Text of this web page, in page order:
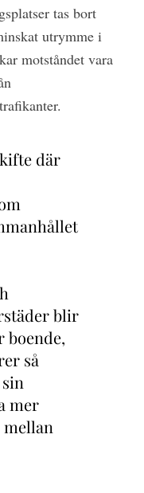
tas bort
utrymme i
motståndet vara
där
blir
så
mer